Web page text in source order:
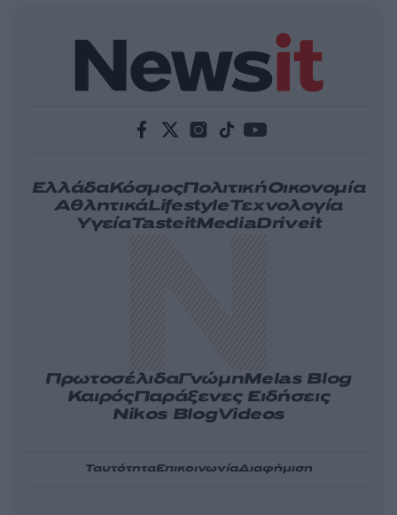
ΕλλάδαΚόσμοςΠολιτικήΟικονομία
ΑθλητικάLifestyleΤεχνολογία
ΥγείαTasteitMediaDriveit
ΠρωτοσέλιδαΓνώμηMelas Blog
ΚαιρόςΠαράξενες Ειδήσεις
Nikos BlogVideos
ΤαυτότηταΕπικοινωνίαΔιαφήμιση